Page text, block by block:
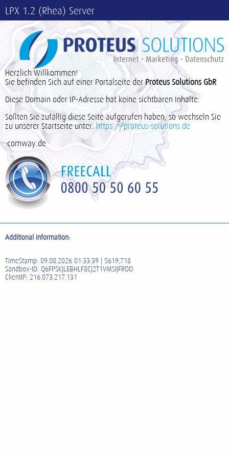
LPX 1.2 (Rhea) Server
Herzlich Willkommen!
Sie befinden Sich auf einer Portalseite derProteus Solutions GbR
Diese Domain oder IP-Adresse hat keine sichtbaren Inhalte.
Sollten Sie zufällig diese Seite aufgerufen haben, so wechseln Sie
zu unserer Startseite unter:https://proteus-solutions.de
comway.de
Additional information:
TimeStamp: 09.08.2026 01:33:39 | 5619,718
Sandbox-ID: Q6FPSKJLEBHLF8CJ2T1VMSIJFROO
ClientIP: 216.073.217.131